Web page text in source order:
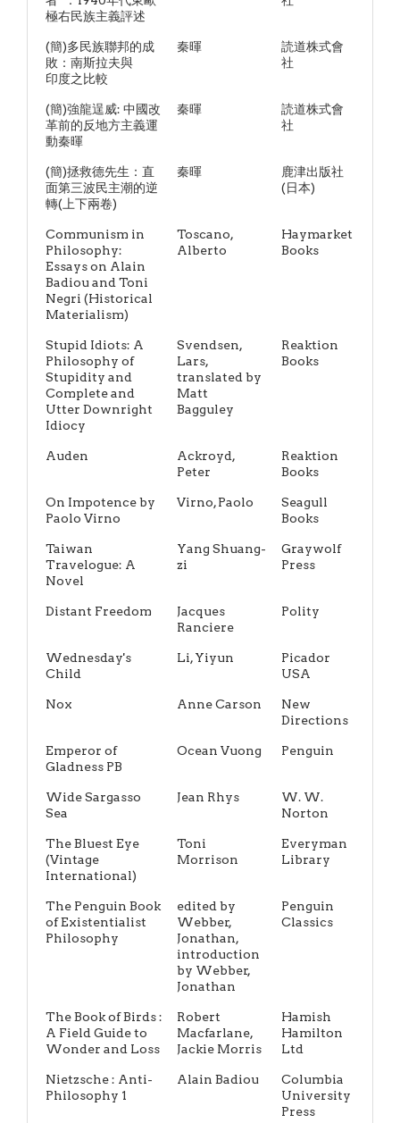
極右民族主義評述
(簡)多民族聯邦的成
敗：南斯拉夫與
印度之比較
秦暉
読道株式會
社
(簡)強龍逞威: 中國改
革前的反地方主義運
動秦暉
秦暉
読道株式會
社
(簡)拯救德先生：直
面第三波民主潮的逆
轉(上下兩卷)
秦暉
鹿津出版社
(日本)
Communism in
Philosophy:
Essays on Alain
Badiou and Toni
Negri (Historical
Materialism)
Toscano,
Alberto
Haymarket
Books
Stupid Idiots: A
Philosophy of
Stupidity and
Complete and
Utter Downright
Idiocy
Svendsen,
Lars,
translated by
Matt
Bagguley
Reaktion
Books
Auden
Ackroyd,
Peter
Reaktion
Books
On Impotence by
Paolo Virno
Virno, Paolo
Seagull
Books
Taiwan
Travelogue: A
Novel
Yang Shuang-
zi
Graywolf
Press
Distant Freedom
Jacques
Ranciere
Polity
Wednesday's
Child
Li, Yiyun
Picador
USA
Nox Anne Carson
New
Directions
Emperor of
Gladness PB
Ocean Vuong Penguin
Wide Sargasso
Sea
Jean Rhys
W. W.
Norton
The Bluest Eye
(Vintage
International)
Toni
Morrison
Everyman
Library
The Penguin Book
of Existentialist
Philosophy
edited by
Webber,
Jonathan,
introduction
by Webber,
Jonathan
Penguin
Classics
The Book of Birds :
A Field Guide to
Wonder and Loss
Robert
Macfarlane,
Jackie Morris
Hamish
Hamilton
Ltd
Nietzsche : Anti-
Philosophy 1
Alain Badiou
Columbia
University
Press